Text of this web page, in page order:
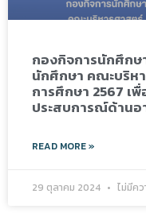
กองกิจการนักศึก
นักศึกษา คณะบริห
การศึกษา 2567 เ
ประสบการณ์ด้านอ
READ MORE »
29 ตุลาคม 2024 ไม่มีคว